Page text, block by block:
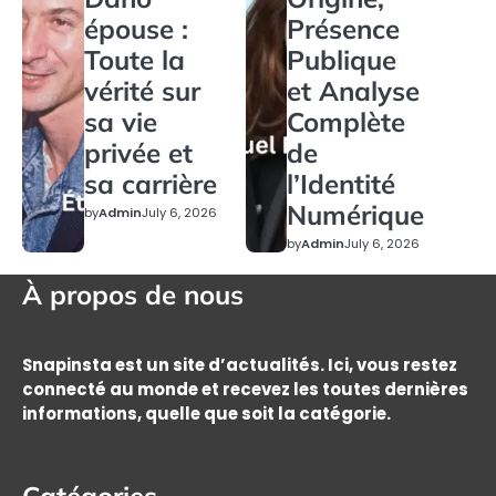
épouse :
Toute la
vérité sur
sa vie
privée et
sa carrière
byAdminJuly 6, 2026
Présence
Publique
et Analyse
Complète
de
l’Identité
Numérique
byAdminJuly 6, 2026
À propos de nous
Snapinsta est un site d’actualités. Ici, vous restez
connecté au monde et recevez les toutes dernières
informations, quelle que soit la catégorie.